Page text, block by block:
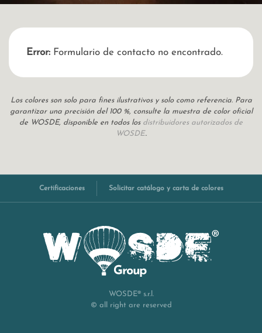
Error: Formulario de contacto no encontrado.
Los colores son solo para fines ilustrativos y solo como referencia. Para
garantizar una precisión del 100 %, consulte la muestra de color oficial
de WOSDE, disponible en todos los distribuidores autorizados de
WOSDE..
Certificaciones Solicitar catálogo y carta de colores
WOSDE® s.r.l.
© all right are reserved